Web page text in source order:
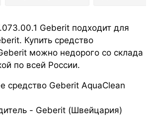
Geberit подходит для
Купить средство
можно недорого со склада
по всей России.
средство Geberit AquaClean
- Geberit (Швейцария)